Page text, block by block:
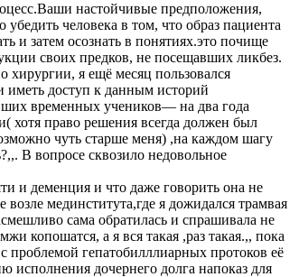
настойчивые предположения,
человека в том, что образ пациента
и затем осознать в понятиях.это почище
своих предков, не посещавших ликбез.
я ещё месяц пользовался
иметь доступ к данным историй
временных учеников— на два года
хотя право решения всегда должен был
чуть старше меня) ,на каждом шагу
В вопросе сквозило недовольное
и деменция и что даже говорить она не
мединститута,где я дожидался трамвая
сама обратилась и спрашивала не
копошатся, а я вся такая ,раз такая.,, пока
проблемой гепатобилллиарных протоков её
дочернего долга напоказ для